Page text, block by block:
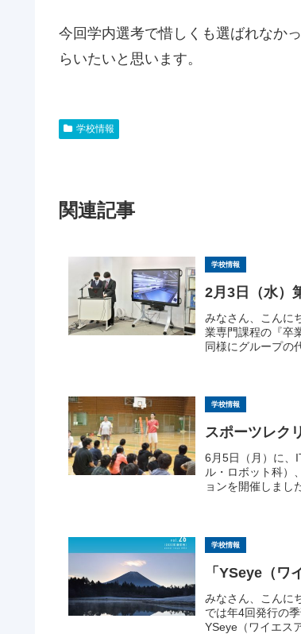
今回学内選考で惜しくも選ばれなか
らいたいと思います。
学校情報
関連記事
学校情報
2月3日（水）
みなさん、こんに
業専門課程の『卒
同様にグループの
学校情報
スポーツレク
6月5日（月）に、
ル・ロボット科）
ョンを開催しまし
学校情報
「YSeye（ワ
みなさん、こんに
では年4回発行の
YSeye（ワイエス